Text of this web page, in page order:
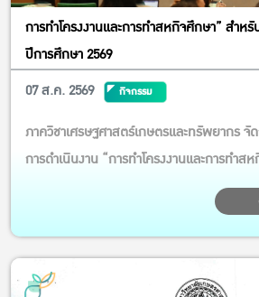
การทำโครงงานและการทำสหกิจศึกษา” สำห
ปีการศึกษา 2569
07 ส.ค. 2569
กิจกรรม
ภาควิชาเศรษฐศาสตร์เกษตรและทรัพยากร จั
การดำเนินงาน “การทำโครงงานและการทำ
ประจำภาคปลาย ปีการศึกษา 2569 กิจกรรมใ
รศ.ดร.รวิสสาข์ สุชาโต และ ผศ.ดร.นภสม สิ
วิทยากรบรรยาย ให้ความรู้ แนะนำขั้นตอนกา
ตลอดจน...